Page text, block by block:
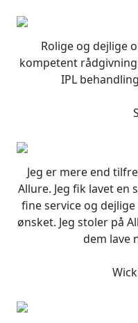
870,00
Rolige og dejlige
kompetent
IPL
Jeg er mere end
Allure. Jeg fik lavet en
fine service og
ønsket. Jeg stoler på
dem lave